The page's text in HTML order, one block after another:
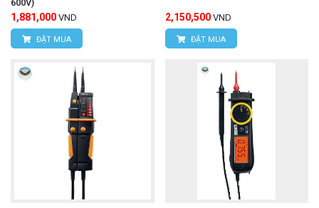
600V)
1,881,000 VND
ĐẶT MUA
2,150,500 VND
ĐẶT MUA